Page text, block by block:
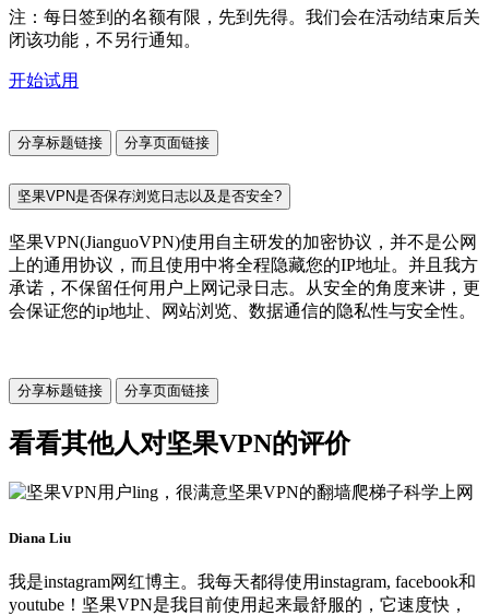
注：每日签到的名额有限，先到先得。我们会在活动结束后关
闭该功能，不另行通知。
开始试用
分享标题链接 分享页面链接
坚果VPN是否保存浏览日志以及是否安全?
坚果VPN(JianguoVPN)使用自主研发的加密协议，并不是公网
上的通用协议，而且使用中将全程隐藏您的IP地址。并且我方
承诺，不保留任何用户上网记录日志。从安全的角度来讲，更
会保证您的ip地址、网站浏览、数据通信的隐私性与安全性。
分享标题链接 分享页面链接
看看其他人对坚果VPN的评价
Diana Liu
我是instagram网红博主。我每天都得使用instagram, facebook和
youtube！坚果VPN是我目前使用起来最舒服的，它速度快，